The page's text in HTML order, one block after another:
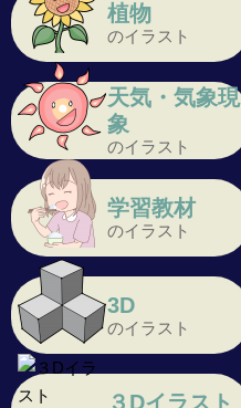
植物
のイラスト
天気・気象現
象
のイラスト
学習教材
のイラスト
3D
のイラスト
３Dイラスト